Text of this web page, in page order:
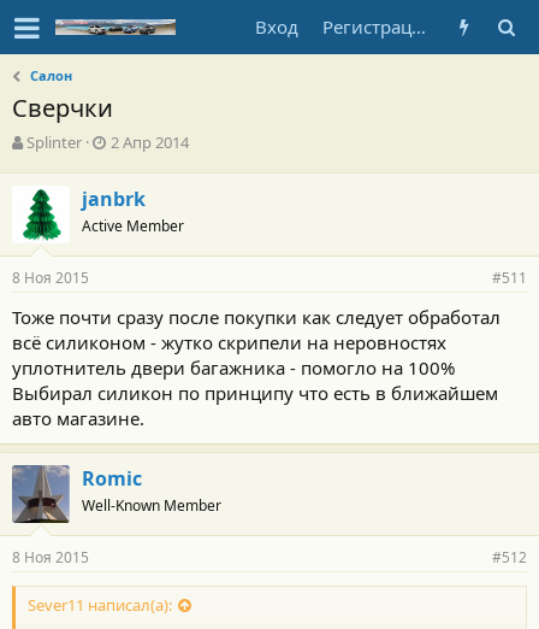
Вход Регистрация
Салон
Сверчки
А
о
р
т
е
м
ы
Splinter
Д
а
н
а
л
а
2 Апр 2014
janbrk
Active Member
8 Ноя 2015 #511
Тоже почти сразу после покупки как следует обработал
всё силиконом - жутко скрипели на неровностях
уплотнитель двери багажника - помогло на 100%
Выбирал силикон по принципу что есть в ближайшем
авто магазине.
Romic
Well-Known Member
8 Ноя 2015 #512
Sever11 написал(а):